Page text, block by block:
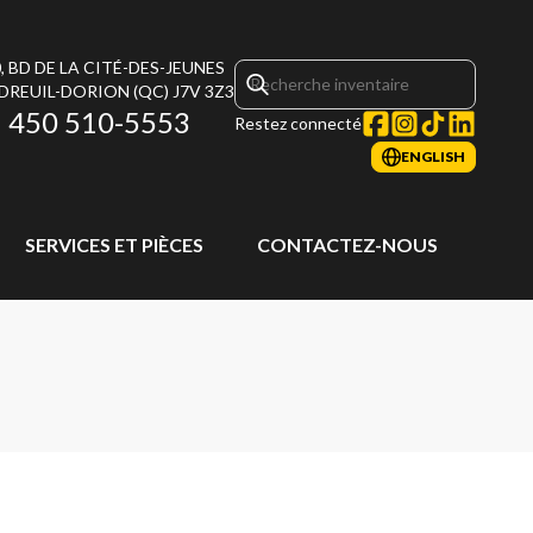
BD DE LA CITÉ-DES-JEUNES
DORION (QC) J7V 3Z3
450 510-5553 Restez connecté
ENGLISH
SERVICES ET PIÈCES CONTACTEZ-NOUS